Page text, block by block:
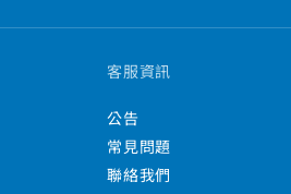
客服資訊
公告
常見問題
聯絡我們